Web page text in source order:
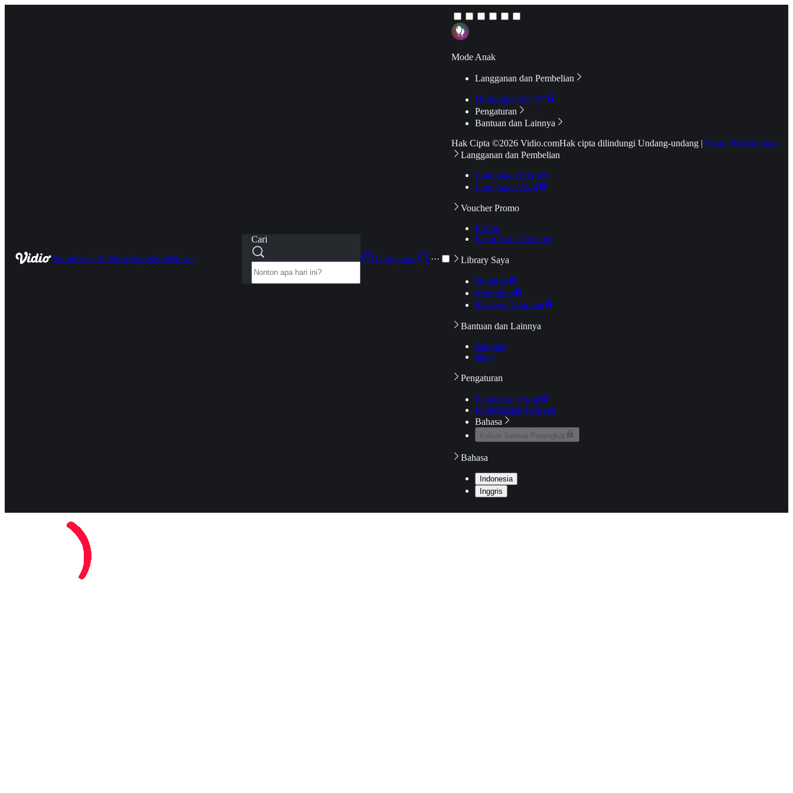
HomeLiveTV ShowSportsKidsNews
Cari
Langganan
···
Mode Anak
Langganan dan Pembelian
Hubungkan ke TV
Pengaturan
Bantuan dan Lainnya
Hak Cipta ©2026 Vidio.comHak cipta dilindungi Undang-undang | Syarat & Ketentuan
Langganan dan Pembelian
Langganan Premier
Langganan Aktif
Voucher Promo
Promo
Pakai Kode Voucher
Library Saya
Daftarku
Mengikuti
Riwayat Tontonan
Bantuan dan Lainnya
Bantuan
Blog
Pengaturan
Pengaturan Akun
Pemeriksaan Jaringan
Bahasa
Keluar Semua Perangkat
Bahasa
Indonesia
Inggris